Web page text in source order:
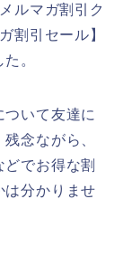
ルマガ割引ク
割引セール】
。
いて友達に
念ながら、
でお得な割
は分かりませ